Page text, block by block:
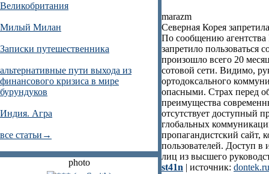
Великобритания
Милый Милан
Записки путешественника
альтернативные пути выхода из
финансового кризиса в мире
бурундуков
Индия. Агра
все статьи→
photo
marazm
Северная Корея
По сообщению агентства
запретило пользоваться
произошло всего 20
сотовой сети. Видимо,
ортодоксального
опасными. Страх перед
преимущества
отсутствует доступный
глобальных
пропагандистский сайт,
пользователей. Доступ
лиц из высшего
st41n | источник: dontek.ru